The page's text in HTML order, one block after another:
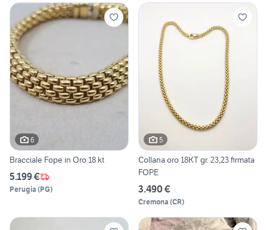
6
Bracciale Fope in Oro 18 kt
5.199 €
Perugia (PG)
5
Collana oro 18KT gr. 23,23 firmata
FOPE
3.490 €
Cremona (CR)